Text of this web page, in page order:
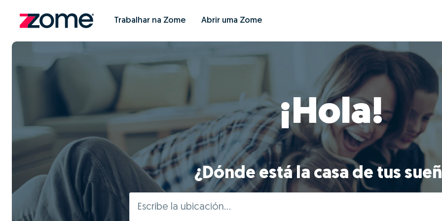
Trabalhar na Zome Abrir uma Zome
¡Hola!
¿Dónde está la casa de tus